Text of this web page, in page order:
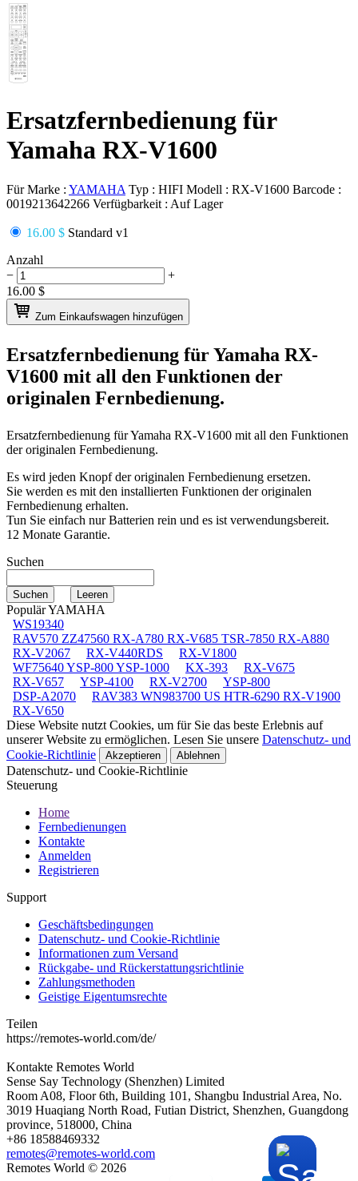
Ersatzfernbedienung für
Yamaha RX-V1600
Für Marke : YAMAHA Typ : HIFI Modell : RX-V1600 Barcode :
0019213642266 Verfügbarkeit : Auf Lager
16.00 $ Standard v1
Anzahl
−
+
16.00 $
Zum Einkaufswagen hinzufügen
Ersatzfernbedienung fürYamaha RX-
V1600 mit all den Funktionen der
originalen Fernbedienung.
Ersatzfernbedienung fürYamaha RX-V1600 mit all den Funktionen
der originalen Fernbedienung.
Es wird jeden Knopf der originalen Fernbedienung ersetzen.
Sie werden es mit den installierten Funktionen der originalen
Fernbedienung erhalten.
Tun Sie einfach nur Batterien rein und es ist verwendungsbereit.
12 Monate Garantie.
Suchen
Populär YAMAHA
WS19340
RAV570 ZZ47560 RX-A780 RX-V685 TSR-7850 RX-A880
RX-V2067
RX-V440RDS
RX-V1800
WF75640 YSP-800 YSP-1000
KX-393
RX-V675
RX-V657
YSP-4100 RX-V2700
YSP-800
DSP-A2070
RAV383 WN983700 US HTR-6290 RX-V1900
RX-V650
Diese Website nutzt Cookies, um für Sie das beste Erlebnis auf
unserer Website zu ermöglichen. Lesen Sie unsere Datenschutz- und
Cookie-Richtlinie
Akzeptieren Ablehnen
Datenschutz- und Cookie-Richtlinie
Steuerung
Home
Fernbedienungen
Kontakte
Anmelden
Registrieren
Support
Geschäftsbedingungen
Datenschutz- und Cookie-Richtlinie
Informationen zum Versand
Rückgabe- und Rückerstattungsrichtlinie
Zahlungsmethoden
Geistige Eigentumsrechte
Teilen
https://remotes-world.com/de/
Kontakte Remotes World
Sense Say Technology (Shenzhen) Limited
Room A08, Floor 6th, Building 101, Shangbu Industrial Area, No.
3019 Huaqiang North Road, Futian District, Shenzhen, Guangdong
province, 518000, China
+86 18588469332
remotes@remotes-world.com
Remotes World © 2026